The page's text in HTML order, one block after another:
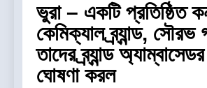
ভুরা – একটি প্রতিষ্ঠিত
কেমিক্যাল ব্র্যান্ড, সৌরভ
তাদের ব্র্যান্ড
ঘোষণা করল